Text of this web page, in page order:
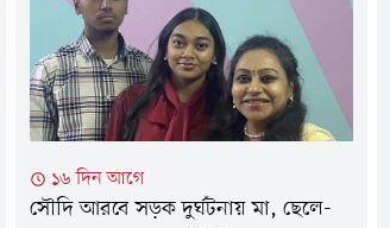
নিরবচ্ছিন্ন বিদ্যুৎ সরবরাহ নিশ্চিত করা এবং সম্ভাব্য
বিভ্রাট এড়াতে এই রক্ষণাবেক্ষণ কার্যক্রম...
১৬ দিন আগে
সৌদি আরবে সড়ক দুর্ঘটনায় মা, ছেলে-